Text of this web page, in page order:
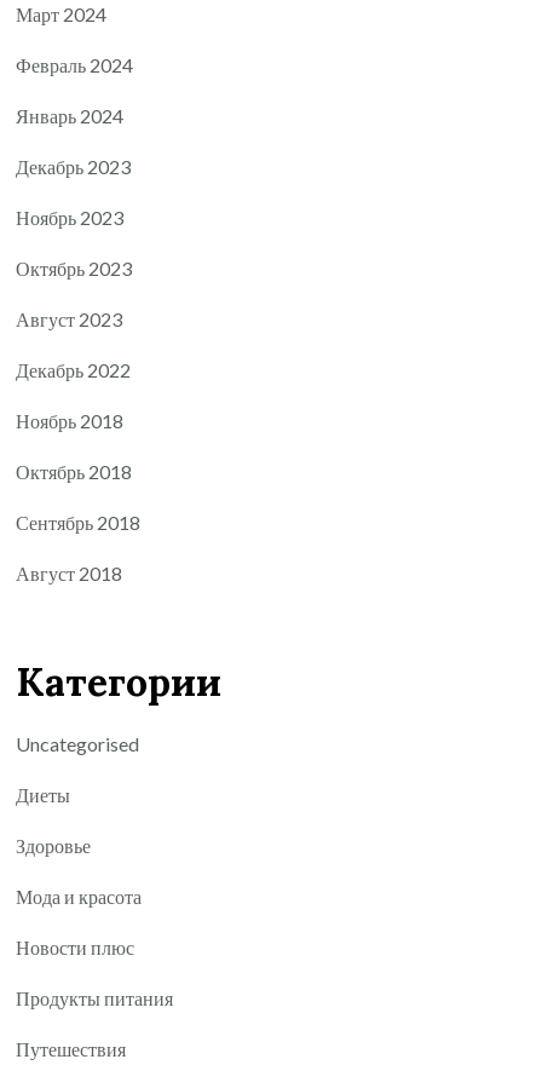
Март 2024
Февраль 2024
Январь 2024
Декабрь 2023
Ноябрь 2023
Октябрь 2023
Август 2023
Декабрь 2022
Ноябрь 2018
Октябрь 2018
Сентябрь 2018
Август 2018
Категории
Uncategorised
Диеты
Здоровье
Мода и красота
Новости плюс
Продукты питания
Путешествия